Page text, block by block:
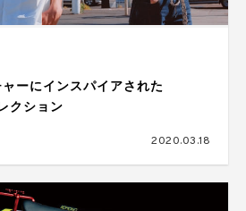
ーにインスパイアされた
クション
2020.03.18